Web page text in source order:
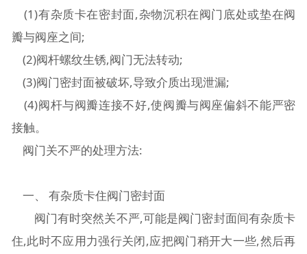
(1)有杂质卡在密封面,杂物沉积在阀门底处或垫在阀
瓣与阀座之间;
(2)阀杆螺纹生锈,阀门无法转动;
(3)阀门密封面被破坏,导致介质出现泄漏;
(4)阀杆与阀瓣连接不好,使阀瓣与阀座偏斜不能严密
接触。
阀门关不严的处理方法:
一、 有杂质卡住阀门密封面
阀门有时突然关不严,可能是阀门密封面间有杂质卡
住,此时不应用力强行关闭,应把阀门稍开大一些,然后再